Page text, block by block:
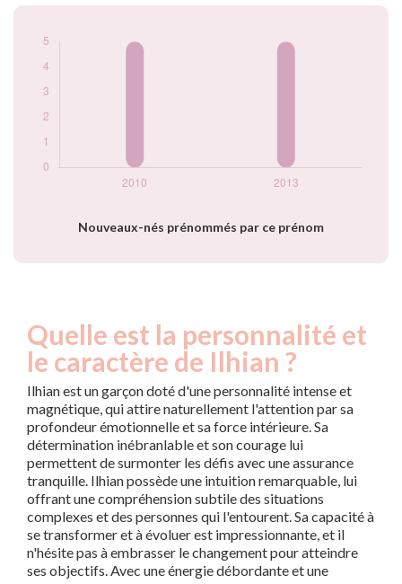
Nouveaux-nés prénommés par ce prénom
Quelle est la personnalité et
le caractère de Ilhian ?
Ilhian est un garçon doté d'une personnalité intense et
magnétique, qui attire naturellement l'attention par sa
profondeur émotionnelle et sa force intérieure. Sa
détermination inébranlable et son courage lui
permettent de surmonter les défis avec une assurance
tranquille. Ilhian possède une intuition remarquable, lui
offrant une compréhension subtile des situations
complexes et des personnes qui l'entourent. Sa capacité à
se transformer et à évoluer est impressionnante, et il
n'hésite pas à embrasser le changement pour atteindre
ses objectifs. Avec une énergie débordante et une